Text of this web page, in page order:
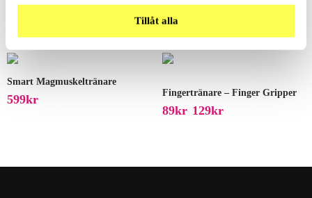
Tillåt alla
999Kr
Smart Magmuskeltränare
599Kr Fingertränare – Finger Gripper
89Kr– 129Kr